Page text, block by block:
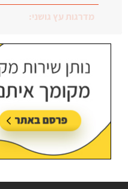
מדרגות עץ גושני: